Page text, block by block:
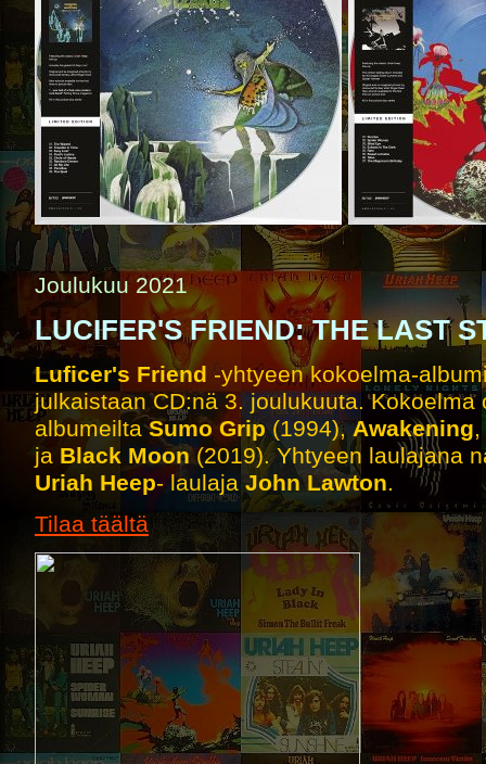
Joulukuu 2021
LUCIFER'S FRIEND: THE LAST
Luficer's Friend -yhtyeen kokoelma-
julkaistaan CD:nä 3. joulukuuta. Kokoelma
albumeiltaSumo Grip (1994),Awakening,
ja Black Moon(2019). Yhtyeen laulajana
Uriah Heep- laulajaJohn Lawton.
Tilaa täältä